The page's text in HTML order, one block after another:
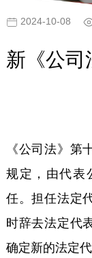
2024-10-08
新《公司
《公司法》第
规定，由代表
任。担任法定
时辞去法定代
确定新的法定代